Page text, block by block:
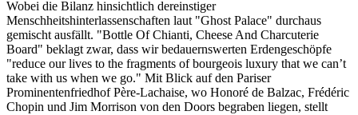
Wobei die Bilanz hinsichtlich dereinstiger
Menschheitshinterlassenschaften laut "Ghost Palace" durchaus
gemischt ausfällt. "Bottle Of Chianti, Cheese And Charcuterie
Board" beklagt zwar, dass wir bedauernswerten Erdengeschöpfe
"reduce our lives to the fragments of bourgeois luxury that we can’t
take with us when we go." Mit Blick auf den Pariser
Prominentenfriedhof Père-Lachaise, wo Honoré de Balzac, Frédéric
Chopin und Jim Morrison von den Doors begraben liegen, stellt